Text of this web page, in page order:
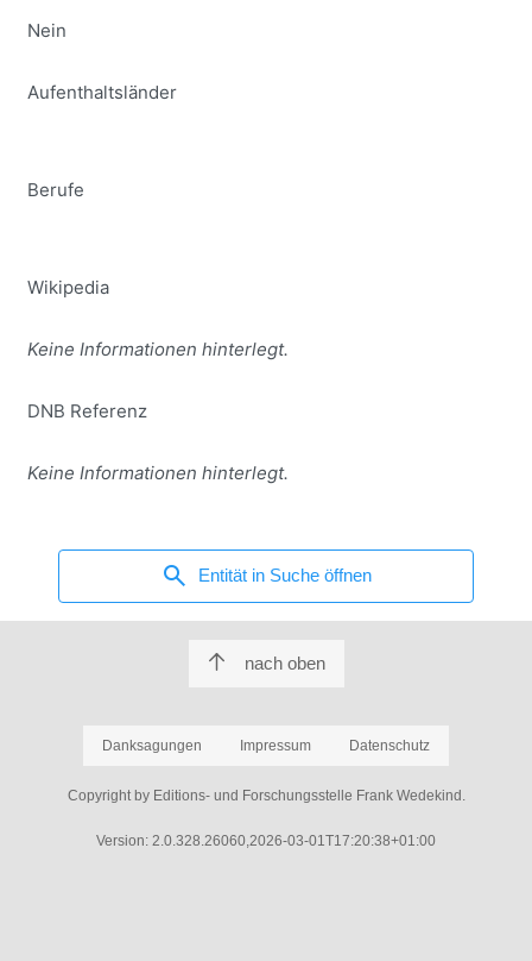
Nein
Aufenthaltsländer
Berufe
Wikipedia
Keine Informationen hinterlegt.
DNB Referenz
Keine Informationen hinterlegt.
search Entität in Suche öffnen
nach oben
Danksagungen Impressum Datenschutz
Copyright by Editions- und Forschungsstelle Frank Wedekind.
Version: 2.0.328.26060,2026-03-01T17:20:38+01:00